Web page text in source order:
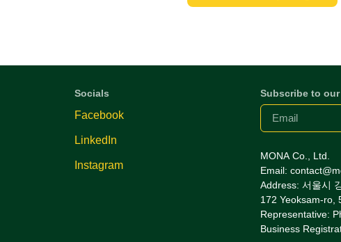
Socials
Facebook
LinkedIn
Instagram
Subscribe to
MONA Co., Ltd.
Email:
Address: 서울시
172 Yeoksam-ro,
Representative:
Business